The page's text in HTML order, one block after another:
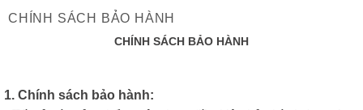
CHÍNH SÁCH BẢO HÀNH
CHÍNH SÁCH BẢO HÀNH
1. Chính sách bảo hành: